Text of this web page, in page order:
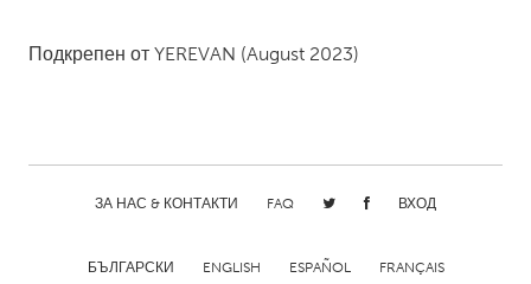
Peekskill, NY
Philadelphia, PA
Santa Cruz, CA
Seattle, WA
Подкрепен от YEREVAN (August 2023)
ЗА НАС & КОНТАКТИ FAQ ВХОД
БЪЛГАРСКИ ENGLISH ESPAÑOL FRANÇAIS